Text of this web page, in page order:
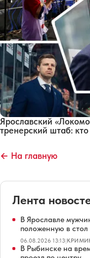
Ярославский
тренерский штаб:
← На главную
Лента
В Ярославле
положенную в стол
06.08.2026 13:13|
В Рыбинске на